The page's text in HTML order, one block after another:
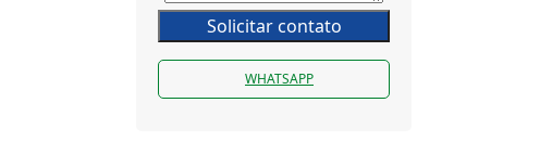
Solicitar contato
WHATSAPP